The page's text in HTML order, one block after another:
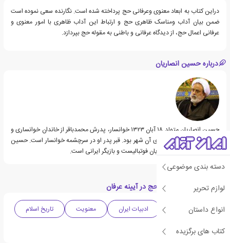
دسته بندی موضوعی
لوازم تحریر
انواع داستان
کتاب های برگزیده
دراین کتاب به ابعاد معنوی وعرفانی حج پرداخته شده است. نگارنده سعی نموده است
ضمن بیان آداب ومناسک ظاهری حج و ارتباط این آداب ظاهری با امور معنوی و
عرفانی اعمال حج، از دیدگاه عرفانی و باطنی به مقوله حج بپردازد.
درباره حسین انصاریان
حسین انصاریان متولد ۱۸ آبان ۱۳۲۳ خوانسار، پدرش محمدباقر از خاندان خوانساری و
مادرش از سادات مصطفوی آن شهر بود. قبر پدر او در سرچشمه خوانسار است. حسین
انصاریان عموی علی انصاریان فوتبالیست و بازیگر ایرانی است.
دسته بندی های کتاب حج در آیینه عرفان
دینی و مذهبی ادبیات ایران معنویت
تاریخ اسلام
عرفان